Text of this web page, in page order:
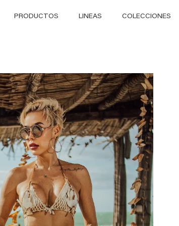
PRODUCTOS LINEAS COLECCIONES